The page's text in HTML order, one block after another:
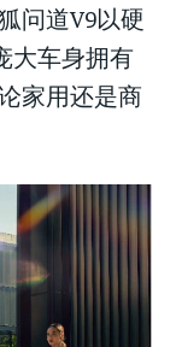
问道V9以硬
大车身拥有
家用还是商